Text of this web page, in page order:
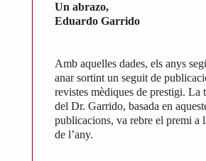
Un abrazo,
Eduardo Garrido
Amb aquelles dades, els anys
anar sortint un seguit de
revistes mèdiques de prestigi. La
del Dr. Garrido, basada en
publicacions, va rebre el premi a
de l’any.